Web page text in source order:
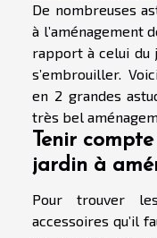
De nombreuses
à l’aménagement
rapport à celui du
s’embrouiller.
en 2 grandes
très bel
Tenir
jardin à
Pour trouver
accessoires qu’il